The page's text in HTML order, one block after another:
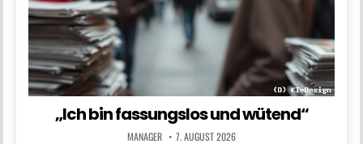
„Ich bin fassungslos und wütend“
MANAGER 7. AUGUST 2026